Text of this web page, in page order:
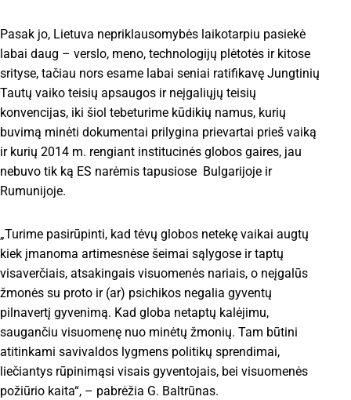
Pasak jo, Lietuva nepriklausomybės laikotarpiu pasiekė
labai daug – verslo, meno, technologijų plėtotės ir kitose
srityse, tačiau nors esame labai seniai ratifikavę Jungtinių
Tautų vaiko teisių apsaugos ir neįgaliųjų teisių
konvencijas, iki šiol tebeturime kūdikių namus, kurių
buvimą minėti dokumentai prilygina prievartai prieš vaiką
ir kurių 2014 m. rengiant institucinės globos gaires, jau
nebuvo tik ką ES narėmis tapusiose Bulgarijoje ir
Rumunijoje.
„Turime pasirūpinti, kad tėvų globos netekę vaikai augtų
kiek įmanoma artimesnėse šeimai sąlygose ir taptų
visaverčiais, atsakingais visuomenės nariais, o neįgalūs
žmonės su proto ir (ar) psichikos negalia gyventų
pilnavertį gyvenimą. Kad globa netaptų kalėjimu,
saugančiu visuomenę nuo minėtų žmonių. Tam būtini
atitinkami savivaldos lygmens politikų sprendimai,
liečiantys rūpinimąsi visais gyventojais, bei visuomenės
požiūrio kaita“, – pabrėžia G. Baltrūnas.